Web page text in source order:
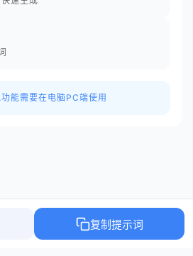
能需要在电脑PC端使用
复制提示词